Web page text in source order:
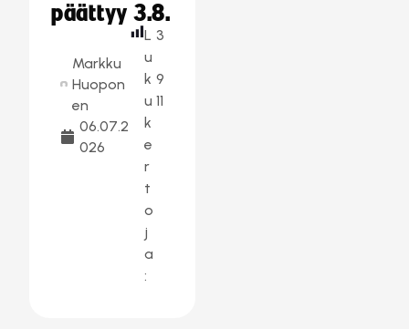
päättyy 3.8.
Markku
Huopon
en
06.07.2
026
L
u
k
u
k
e
r
t
o
j
a
:
3
9
11